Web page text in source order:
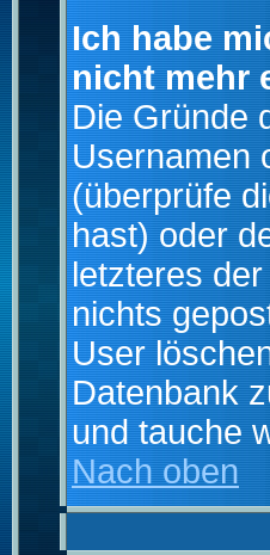
Ich habe
nicht mehr
Die Gründe
Usernamen
(überprüfe
hast) oder
letzteres
nichts
User
Datenbank
und tauche
Nach oben